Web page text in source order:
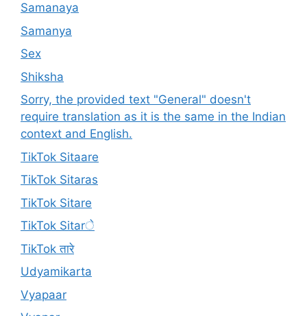
Samanaya
Samanya
Sex
Shiksha
Sorry, the provided text "General" doesn't
require translation as it is the same in the Indian
context and English.
TikTok Sitaare
TikTok Sitaras
TikTok Sitare
TikTok Sitarे
TikTok तारे
Udyamikarta
Vyapaar